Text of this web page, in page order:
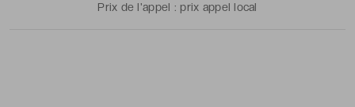
Prix de l'appel :prix appel local